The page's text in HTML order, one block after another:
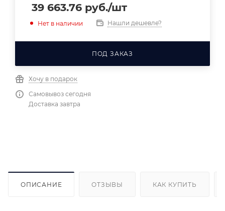
39 663.76 руб./шт
Нет в наличии Нашли дешевле?
ПОД ЗАКАЗ
Хочу в подарок
Самовывоз сегодня
Доставка завтра
ОПИСАНИЕ ОТЗЫВЫ КАК КУПИТЬ